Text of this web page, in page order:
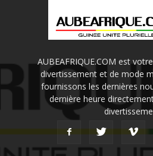
AUBEAFRIQUE.COM est
divertissement et de mode
fournissons les dernières
dernière heure